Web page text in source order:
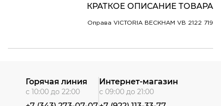
КРАТКОЕ ОПИСАНИЕ ТОВАРА
Оправа VICTORIA BECKHAM VB 2122 719
Горячая линия
с 10:00 до 22:00
Интернет-магазин
с 09:00 до 21:00